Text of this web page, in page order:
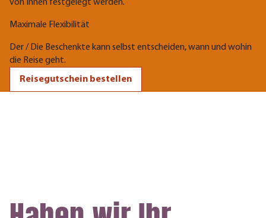
von Ihnen festgelegt werden.
Maximale Flexibilität
Der / Die Beschenkte kann selbst entscheiden, wann und wohin
die Reise geht.
Reisegutschein bestellen